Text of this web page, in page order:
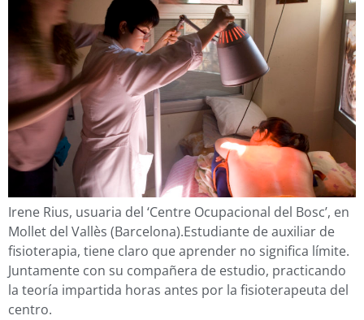
Irene Rius, usuaria del ‘Centre Ocupacional del Bosc’, en
Mollet del Vallès (Barcelona).Estudiante de auxiliar de
fisioterapia, tiene claro que aprender no significa límite.
Juntamente con su compañera de estudio, practicando
la teoría impartida horas antes por la fisioterapeuta del
centro.